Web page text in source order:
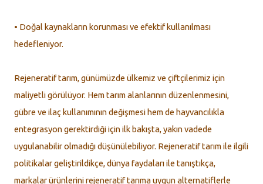
• Doğal kaynakların korunması ve efektif kullanılması
hedefleniyor.
Rejeneratif tarım, günümüzde ülkemiz ve çiftçilerimiz için
maliyetli görülüyor. Hem tarım alanlarının düzenlenmesini,
gübre ve ilaç kullanımının değişmesi hem de hayvancılıkla
entegrasyon gerektirdiği için ilk bakışta, yakın vadede
uygulanabilir olmadığı düşünülebiliyor. Rejeneratif tarım ile ilgili
politikalar geliştirildikçe, dünya faydaları ile tanıştıkça,
markalar ürünlerini rejeneratif tarıma uygun alternatiflerle